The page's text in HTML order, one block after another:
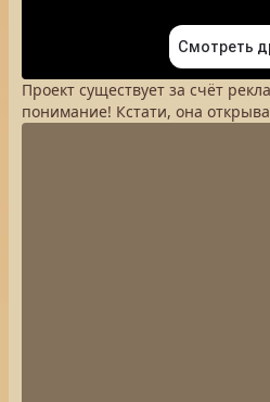
Проект существует за счёт
понимание! Кстати, она